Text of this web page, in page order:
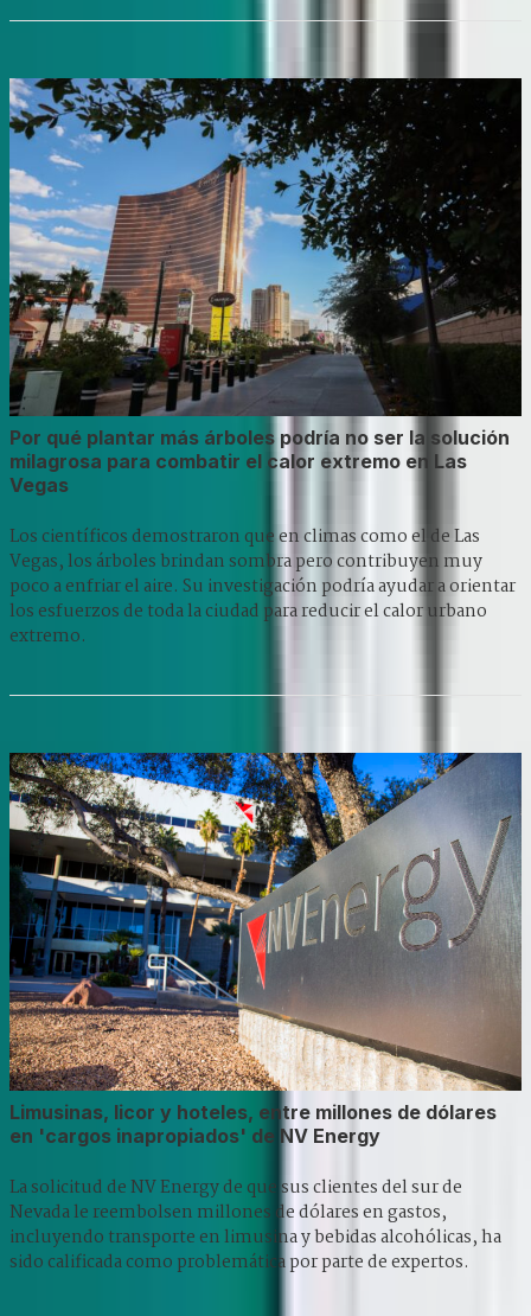
Por qué plantar más árboles podría no ser la solución
milagrosa para combatir el calor extremo en Las
Vegas
Los científicos demostraron que en climas como el de Las
Vegas, los árboles brindan sombra pero contribuyen muy
poco a enfriar el aire. Su investigación podría ayudar a orientar
los esfuerzos de toda la ciudad para reducir el calor urbano
extremo.
Limusinas, licor y hoteles, entre millones de dólares
en 'cargos inapropiados' de NV Energy
La solicitud de NV Energy de que sus clientes del sur de
Nevada le reembolsen millones de dólares en gastos,
incluyendo transporte en limusina y bebidas alcohólicas, ha
sido calificada como problemática por parte de expertos.